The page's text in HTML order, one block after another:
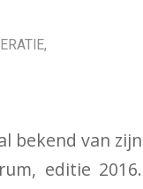
,
bekend van zijn
editie 2016.